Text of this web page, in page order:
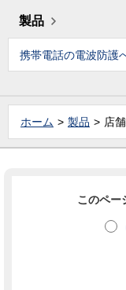
製品
携帯電話の電波防護
ホーム 製品 店
このペー